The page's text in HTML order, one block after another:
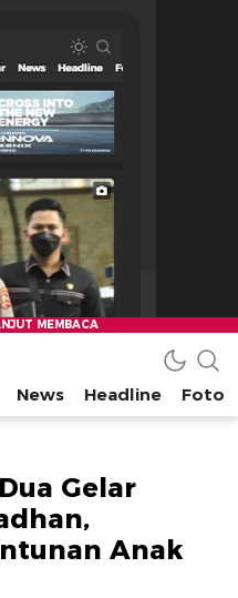
News Headline Foto
Gelar
Anak